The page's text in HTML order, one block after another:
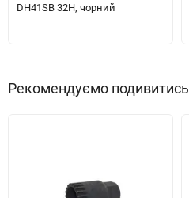
DH41SB 32H, чорний
Рекомендуємо подивитись